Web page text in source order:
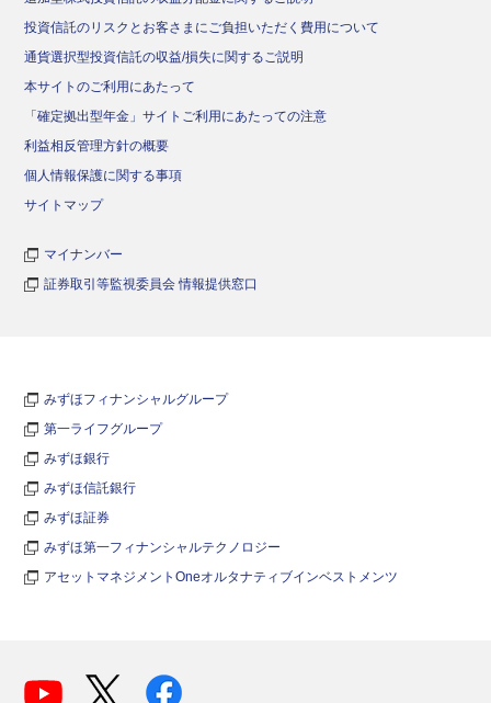
投資信託のリスクとお客さまにご負担いただく費用について
通貨選択型投資信託の収益/損失に関するご説明
本サイトのご利用にあたって
「確定拠出型年金」サイトご利用にあたっての注意
利益相反管理方針の概要
個人情報保護に関する事項
サイトマップ
マイナンバー
証券取引等監視委員会 情報提供窓口
みずほフィナンシャルグループ
第一ライフグループ
みずほ銀行
みずほ信託銀行
みずほ証券
みずほ第一フィナンシャルテクノロジー
アセットマネジメントOneオルタナティブインベストメンツ